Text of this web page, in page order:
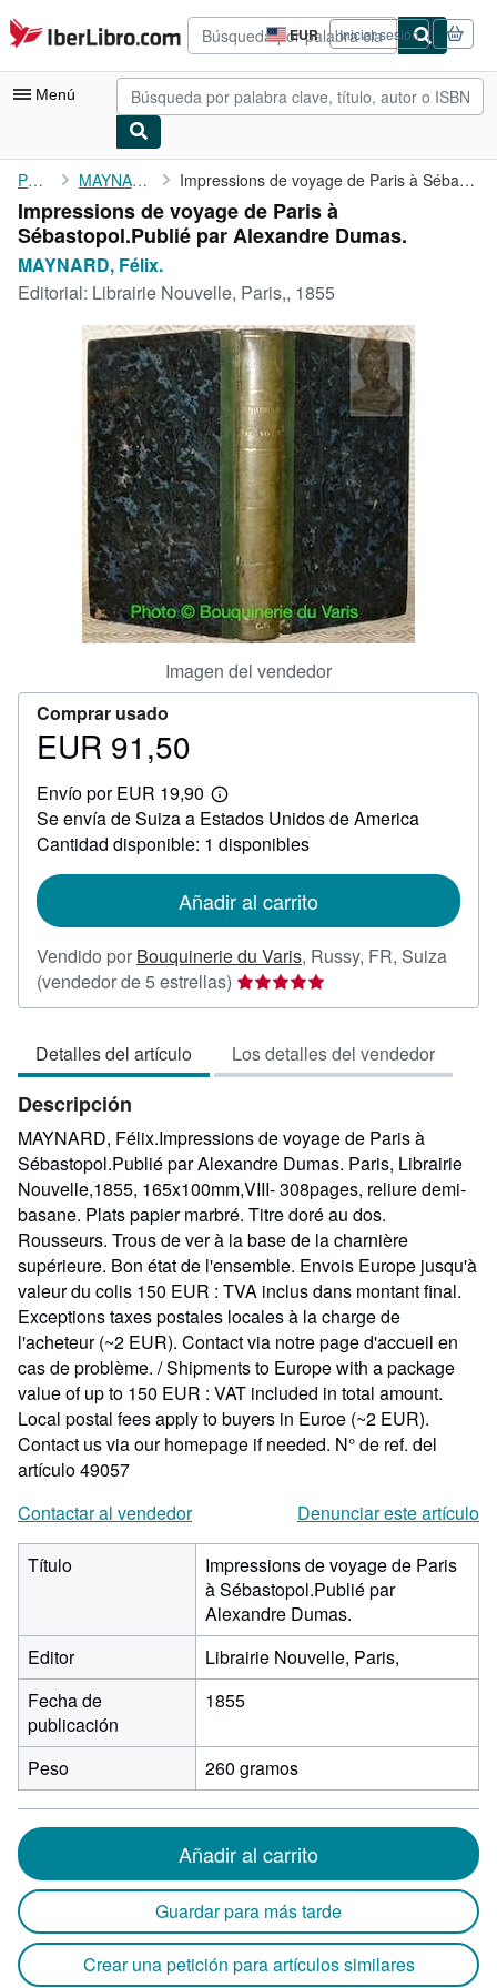
Pasar al contenido principal
IberLibro.com EUR
Preferencias
de
compra
del
Iniciar sesión
Menú
Mi cuenta
Consultar mis pedidos
Búsqueda avanzada
Colecciones
Libros antiguos
Arte y coleccionismo
Vendedores
Comenzar a vender
CERRAR
Portada MAYNARD, Félix. Impressions de voyage de Paris à Sébastopol.Publié par Alexandre...
Impressions de voyage de Paris à
Sébastopol.Publié par Alexandre Dumas.
MAYNARD, Félix.
Editorial: Librairie Nouvelle, Paris,, 1855
Imagen del vendedor
Comprar usado
Precio
91,50
EUR 91,50
Envío por EUR 19,90
Más
información
sobre
las
envío
Se envía de Suiza a Estados Unidos de America
Cantidad disponible: 1 disponibles
Añadir al carrito
Vendido por Bouquinerie du Varis, Russy, FR, Suiza
(vendedor de 5 estrellas) Calificación
del
5
de
estrellas
Detalles del artículo Los detalles del vendedor
Descripción
MAYNARD, Félix.Impressions de voyage de Paris à
Sébastopol.Publié par Alexandre Dumas. Paris, Librairie
Nouvelle,1855, 165x100mm,VIII- 308pages, reliure demi-
basane. Plats papier marbré. Titre doré au dos.
Rousseurs. Trous de ver à la base de la charnière
supérieure. Bon état de l'ensemble. Envois Europe jusqu'à
valeur du colis 150 EUR : TVA inclus dans montant final.
Exceptions taxes postales locales à la charge de
l'acheteur (~2 EUR). Contact via notre page d'accueil en
cas de problème. / Shipments to Europe with a package
value of up to 150 EUR : VAT included in total amount.
Local postal fees apply to buyers in Euroe (~2 EUR).
Contact us via our homepage if needed. N° de ref. del
artículo 49057
Contactar al vendedor
Denunciar este artículo
Título
Impressions de voyage de Paris
à Sébastopol.Publié par
Alexandre Dumas.
Editor
Librairie Nouvelle, Paris,
Fecha de
publicación
1855
Peso 260 gramos
Añadir al carrito
Guardar para más tarde
Crear una petición para artículos similares